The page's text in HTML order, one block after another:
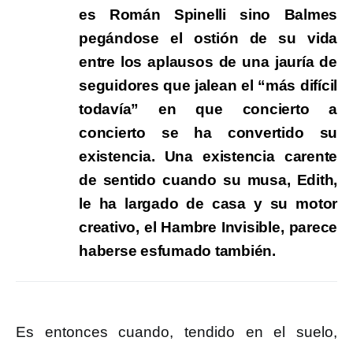
es Román Spinelli sino Balmes
pegándose el ostión de su vida
entre los aplausos de una jauría de
seguidores que jalean el “más difícil
todavía” en que concierto a
concierto se ha convertido su
existencia. Una existencia carente
de sentido cuando su musa, Edith,
le ha largado de casa y su motor
creativo, el Hambre Invisible, parece
haberse esfumado también.
Es entonces cuando, tendido en el suelo,